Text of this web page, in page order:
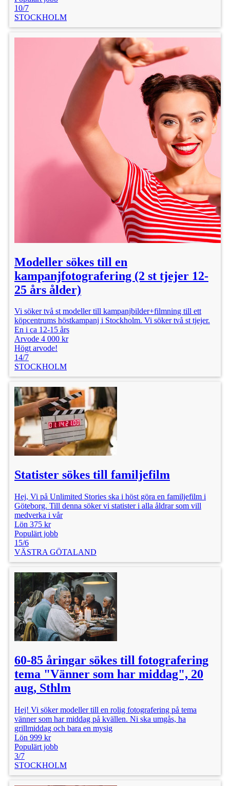
10/7
STOCKHOLM
Modeller sökes till en
kampanjfotografering (2 st tjejer 12-
25 års ålder)
Vi söker två st modeller till kampanjbilder+filmning till ett
köpcentrums höstkampanj i Stockholm. Vi söker två st tjejer.
En i ca 12-15 års
Arvode 4 000 kr
Högt arvode!
14/7
STOCKHOLM
Statister sökes till familjefilm
Hej, Vi på Unlimited Stories ska i höst göra en familjefilm i
Göteborg. Till denna söker vi statister i alla åldrar som vill
medverka i vår
Lön 375 kr
Populärt jobb
15/6
VÄSTRA GÖTALAND
60-85 åringar sökes till fotografering
tema "Vänner som har middag", 20
aug, Sthlm
Hej! Vi söker modeller till en rolig fotografering på tema
vänner som har middag på kvällen. Ni ska umgås, ha
grillmiddag och bara en mysig
Lön 999 kr
Populärt jobb
3/7
STOCKHOLM